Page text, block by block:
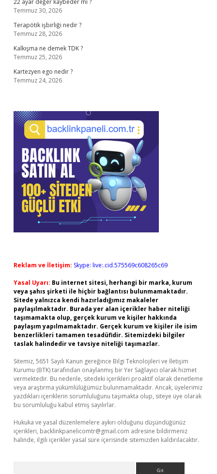
22 ayar değer kaybeder mi ?
Temmuz 30, 2026
Terapötik işbirliği nedir ?
Temmuz 28, 2026
Kalkışma ne demek TDK ?
Temmuz 25, 2026
Kartezyen ego nedir ?
Temmuz 24, 2026
Reklam ve İletişim: Skype: live:.cid.575569c608265c69
Yasal Uyarı: Bu internet sitesi, herhangi bir marka, kurum
veya şahıs şirketi ile hiçbir bağlantısı bulunmamaktadır.
Sitede yalnızca kendi hazırladığımız makaleler
paylaşılmaktadır. Burada yer alan içerikler haber niteliği
taşımamakta olup, gerçek kurum ve kişiler hakkında
paylaşım yapılmamaktadır. Gerçek kurum ve kişiler ile isim
benzerlikleri tamamen tesadüfidir. Sitemizdeki bilgiler
taslak halindedir ve tavsiye niteliği taşımazlar.
Sitemiz, 5651 Sayılı Kanun gereğince Bilgi Teknolojileri ve İletişim
Kurumu (BTK) tarafından onaylanmış bir Yer Sağlayıcı olarak hizmet
vermektedir. Bu nedenle, sitedeki içerikleri proaktif olarak denetleme
veya araştırma yükümlülüğümüz bulunmamaktadır. Ancak, üyelerimiz
yazdıkları içeriklerin sorumluluğunu taşımakta olup, siteye üye olarak
bu sorumluluğu kabul etmiş sayılırlar.
Hukuka ve yasal düzenlemelere aykırı olduğunu düşündüğünüz
içerikleri, backlinkpanelicomtr@gmail.com adresine bildirmeniz
halinde, ilgili içerikler yasal süre içerisinde sitemizden kaldırılacaktır.